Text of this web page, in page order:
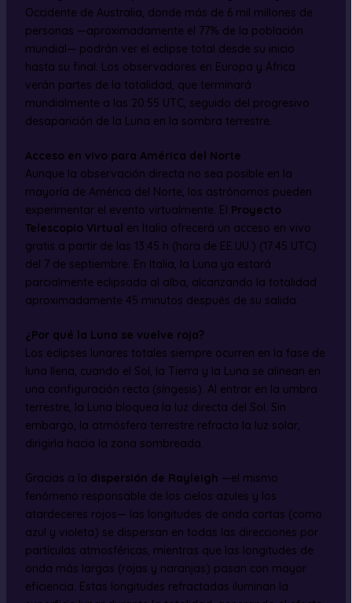
Occidente de Australia, donde más de 6 mil millones de
personas —aproximadamente el 77% de la población
mundial— podrán ver el eclipse total desde su inicio
hasta su final. Los observadores en Europa y África
verán partes de la totalidad, que terminará
mundialmente a las 20:55 UTC, seguido del progresivo
desaparición de la Luna en la sombra terrestre.
Acceso en vivo para América del Norte
Aunque la observación directa no sea posible en la
mayoría de América del Norte, los astrónomos pueden
experimentar el evento virtualmente. El Proyecto
Telescopio Virtual en Italia ofrecerá un acceso en vivo
gratis a partir de las 13:45 h (hora de EE.UU.) (17:45 UTC)
del 7 de septiembre. En Italia, la Luna ya estará
parcialmente eclipsada al alba, alcanzando la totalidad
aproximadamente 45 minutos después de su salida.
¿Por qué la Luna se vuelve roja?
Los eclipses lunares totales siempre ocurren en la fase de
luna llena, cuando el Sol, la Tierra y la Luna se alinean en
una configuración recta (síngesis). Al entrar en la umbra
terrestre, la Luna bloquea la luz directa del Sol. Sin
embargo, la atmósfera terrestre refracta la luz solar,
dirigirla hacia la zona sombreada.
Gracias a la dispersión de Rayleigh —el mismo
fenómeno responsable de los cielos azules y los
atardeceres rojos— las longitudes de onda cortas (como
azul y violeta) se dispersan en todas las direcciones por
partículas atmosféricas, mientras que las longitudes de
onda más largas (rojas y naranjas) pasan con mayor
eficiencia. Estas longitudes refractadas iluminan la